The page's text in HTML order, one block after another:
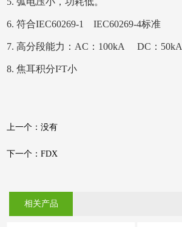
6.符合IEC60269-1 IEC60269-4标准
7.高分段能力：AC：100kA DC：50kA
8.焦耳积分I²T小
上一个：没有
下一个：FDX
相关产品